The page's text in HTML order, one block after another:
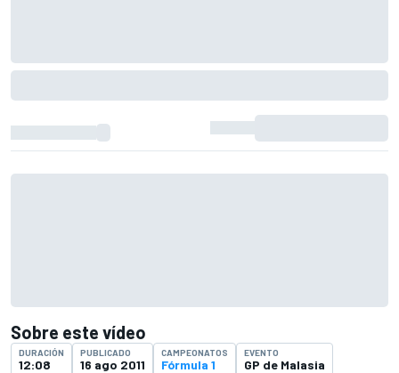
Sobre este vídeo
DURACIÓN
12:08
PUBLICADO
16 ago 2011
CAMPEONATOS
Fórmula 1
EVENTO
GP de Malasia